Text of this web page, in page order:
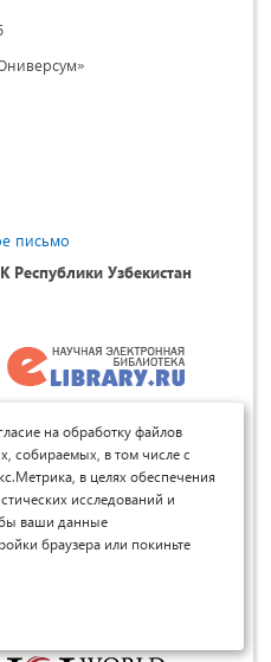
письмо
Узбекистан
на обработку файлов
собираемых, в том числе с
в целях обеспечения
исследований и
ваши данные
браузера или покиньте